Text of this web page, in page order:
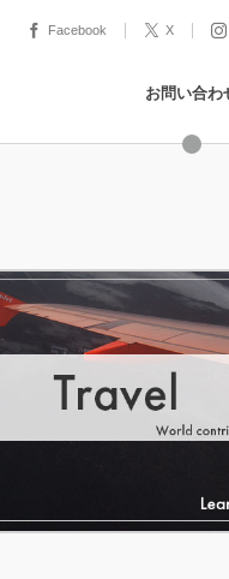
Facebook X
お問い合わ